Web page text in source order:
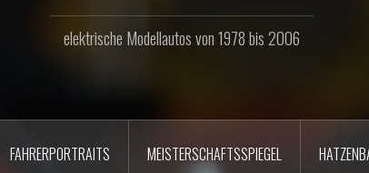
elektrische Modellautos von 1978 bis 2006
FAHRERPORTRAITS MEISTERSCHAFTSSPIEGEL